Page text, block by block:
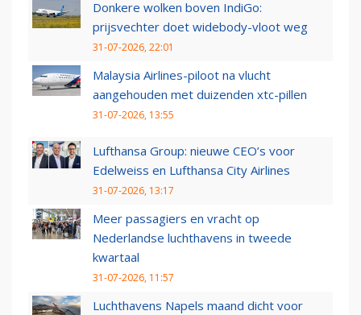
Donkere wolken boven IndiGo:
prijsvechter doet widebody-vloot weg
31-07-2026, 22:01
Malaysia Airlines-piloot na vlucht
aangehouden met duizenden xtc-pillen
31-07-2026, 13:55
Lufthansa Group: nieuwe CEO’s voor
Edelweiss en Lufthansa City Airlines
31-07-2026, 13:17
Meer passagiers en vracht op
Nederlandse luchthavens in tweede
kwartaal
31-07-2026, 11:57
Luchthavens Napels maand dicht voor